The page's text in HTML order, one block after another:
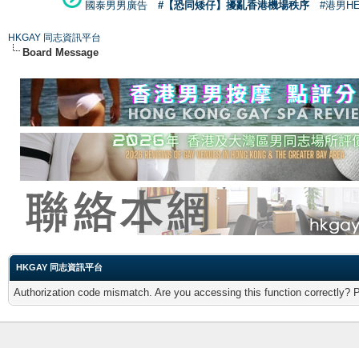
國泰男男廣告
#【恐同矮仔】擾亂香港機場秩序 #港男
HKGAY 同志資訊平台
Board Message
HKGAY 同志資訊平台
Authorization code mismatch. Are you accessing this function correctly?